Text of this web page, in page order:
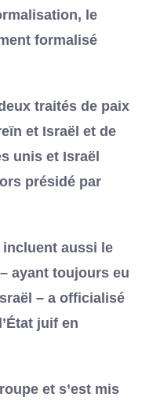
le
formalisé
traités de paix
et Israël et de
unis et Israël
présidé par
aussi le
ayant toujours eu
– a officialisé
juif en
et s’est mis